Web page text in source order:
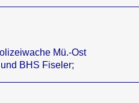
Mü.-Ost
BHS Fiseler;